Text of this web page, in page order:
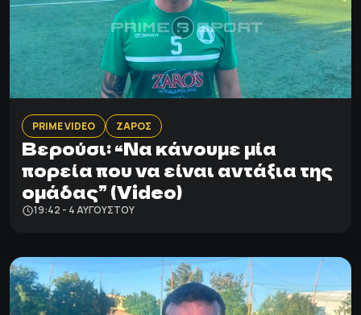
PRIME VIDEO ΖΑΡΟΣ
Βερούσι: “Να κάνουμε μία
πορεία που να είναι αντάξια της
ομάδας” (Video)
19:42 - 4 ΑΥΓΟΎΣΤΟΥ